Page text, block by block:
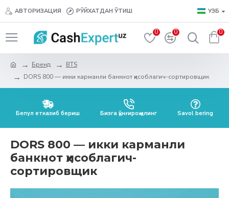
АВТОРИЗАЦИЯ РЎЙХАТДАН ЎТИШ УЗБ
0 0 0
Бренд
BTS
DORS 800 — икки карманли банкнот ҳисоблагич-сортировщик
Бепул етказиб бериш Бизга қўнғироқ қилинг Savol bering
DORS 800 — икки карманли
банкнот ҳисоблагич-
сортировщик